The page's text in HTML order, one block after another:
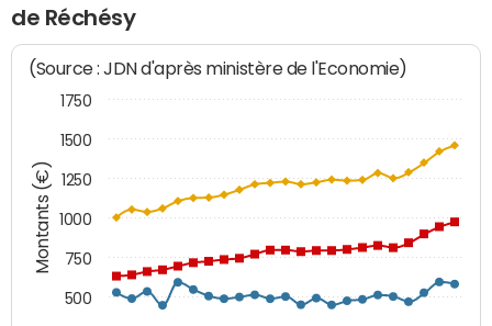
de Réchésy
Montants (€)
(Source : JDN d'après ministère de l'Economie)
500
750
1000
1250
1500
1750